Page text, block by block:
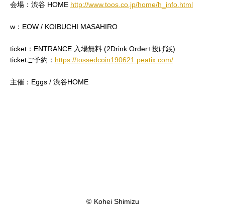
会場：渋谷 HOME http://www.toos.co.jp/home/h_info.html
w：EOW / KOIBUCHI MASAHIRO
ticket：ENTRANCE 入場無料 (2Drink Order+投げ銭)
ticketご予約： https://tossedcoin190621.peatix.com/
主催：Eggs / 渋谷HOME
© Kohei Shimizu